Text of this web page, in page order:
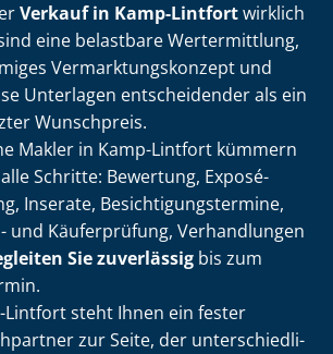
Verkauf in Kamp-Lintfortwirklich
eine belastbare Wertermittlung,
Ver­mark­tungs­kon­zept und
Unterlagen entscheidender als ein
Wunschpreis.
Makler in Kamp-Lintfort kümmern
Schritte: Bewertung, Exposé-
Inserate, Be­sich­ti­gungs­ter­mi­ne,
und Käuferprüfung, Verhandlungen
Sie zuverlässig bis zum
Lintfort steht Ihnen ein fester
zur Seite, der un­ter­schied­li­